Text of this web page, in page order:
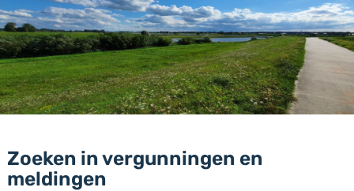
Zoeken in vergunningen en
meldingen